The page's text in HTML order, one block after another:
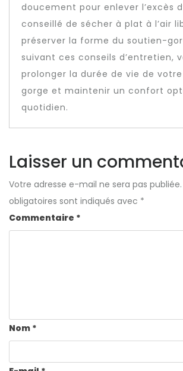
doucement pour enlever l’excès
conseillé de sécher à plat à l’air
préserver la forme du soutien-
suivant ces conseils d’entretien,
prolonger la durée de vie de
gorge et maintenir un confort
quotidien.
Laisser un
Votre adresse e-mail ne sera pas publiée.
obligatoires sont indiqués avec *
Commentaire *
Nom *